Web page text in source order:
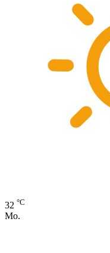
32 °C
Mo.